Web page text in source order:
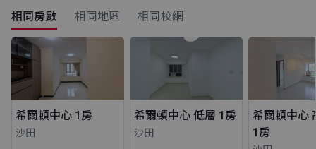
相同房數 相同地區 相同校網
希爾頓中心 1房
沙田
希爾頓中心 低層 1房
沙田
希爾頓中心
1房